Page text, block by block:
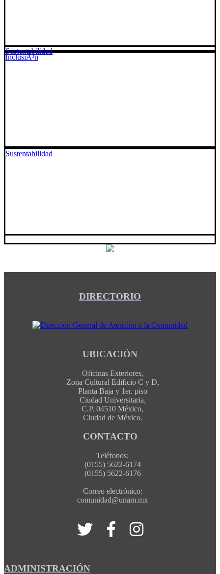
InclusiÃ³n
Sustentabilidad
Sustentabilidad
DIRECTORIO
UBICACIÓN
Oficinas Exteriores,
Zona Cultural Edificio C y D,
Planta Baja y 1er. piso
Ciudad Universitaria,
C.P. 04510 México,
Ciudad de México.
CONTACTO
Teléfonos:
(0155) 5622-6174
(0155) 5622-6176
Correo electrónico:
comunidad@unam.mx
ADMINISTRACIÓN